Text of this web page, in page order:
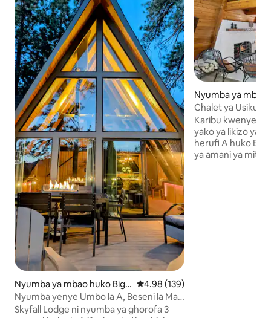
Nyumba ya mbao huko Big
Bear
Ukadiriaji wa wastani wa 4.98
4.98 (139)
Nyumba yenye Umbo la A, Beseni la Maji
Moto, Chumba cha Michezo, Meko,
Skyfall Lodge ni nyumba ya ghorofa 3
Nyumba ya mbao
ear Lake
Chalet ya Usiku
la A | Spa, Meko,
Karibu kwenye
yako ya likizo ya
herufi A huko Big
ya amani ya miti